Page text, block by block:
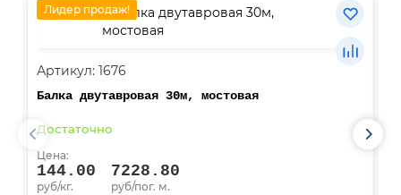
Лидер продаж!
Артикул: 1676
Балка двутавровая 30м, мостовая
Достаточно
Цена:
144.00
руб/кг.
7228.80
руб/пог. м.